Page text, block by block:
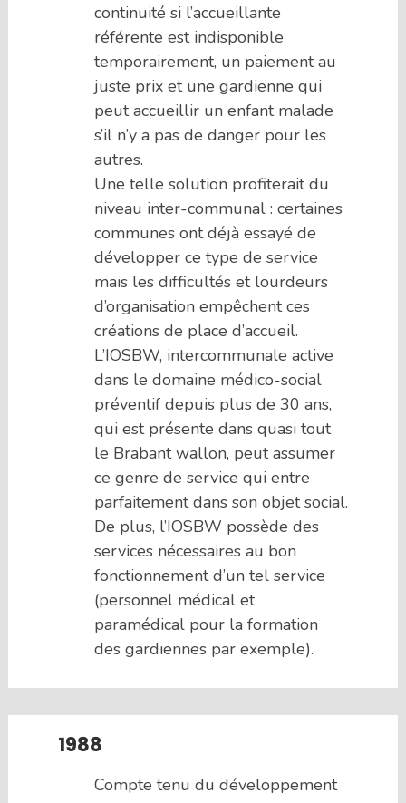
continuité si l’accueillante
référente est indisponible
temporairement, un paiement au
juste prix et une gardienne qui
peut accueillir un enfant malade
s’il n’y a pas de danger pour les
autres.
Une telle solution profiterait du
niveau inter-communal : certaines
communes ont déjà essayé de
développer ce type de service
mais les difficultés et lourdeurs
d’organisation empêchent ces
créations de place d’accueil.
L’IOSBW, intercommunale active
dans le domaine médico-social
préventif depuis plus de 30 ans,
qui est présente dans quasi tout
le Brabant wallon, peut assumer
ce genre de service qui entre
parfaitement dans son objet social.
De plus, l’IOSBW possède des
services nécessaires au bon
fonctionnement d’un tel service
(personnel médical et
paramédical pour la formation
des gardiennes par exemple).
1988
Compte tenu du développement